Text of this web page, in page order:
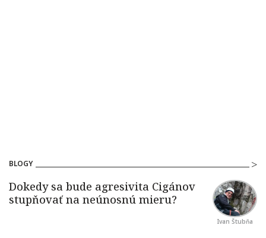
BLOGY
Ivan Štubňa